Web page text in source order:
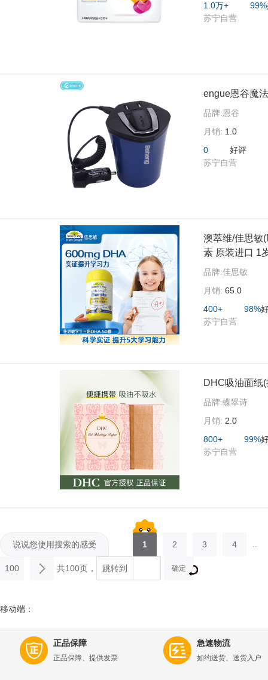
1.0万+
99%
苏宁自营
engue恩谷魔
品牌:恩谷
月销: 1.0
0
好评
苏宁自营
澳萃维/佳思敏
素 原装进口 1
品牌:佳思敏
月销: 65.0
400+
98%
苏宁自营
DHC吸油面纸
品牌:蝶翠诗
月销: 2.0
800+
99%
苏宁自营
说说您使用搜索的感受 1 2 3 4 ...
100 共100页， 跳转到 确定
移动端：
正品保障
正品保障、提供发票
急速物流
如约送货、送货入户